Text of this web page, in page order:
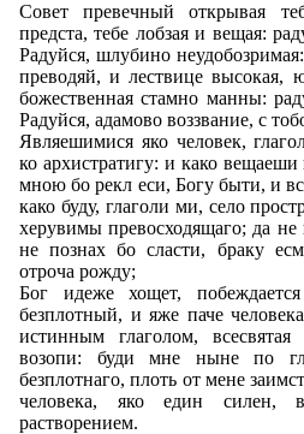
Совет превечный открывая
предста, тебе лобзая и вещая:
Радуйся, шлубино
преводяй, и лествице высокая,
божественная стамно манны:
Радуйся, адамово воззвание, с
Являешимися яко человек,
ко архистратигу: и како вещаеши
мною бо рекл еси, Богу быти, и
како буду, глаголи ми, село
херувимы превосходящаго; да
не познах бо сласти, браку
отроча рожду;
Бог идеже хощет,
безплотный, и яже паче
истинным глаголом,
возопи: буди мне ныне по
безплотнаго, плоть от мене
человека, яко един силен,
растворением.